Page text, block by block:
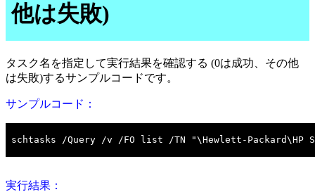
他は失敗)
タスク名を指定して実行結果を確認する (0は成功、その他
は失敗)するサンプルコードです。
サンプルコード：
実行結果：